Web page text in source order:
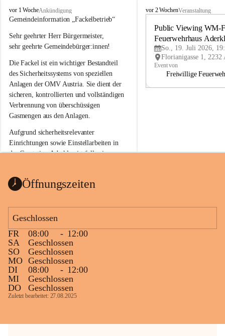
A
d
r
k
a
a
vor 1 WocheAnkündigung
Gemeindeinformation „Fackelbetrieb“
Sehr geehrter Herr Bürgermeister,
sehr geehrte Gemeindebürger:innen!
Die Fackel ist ein wichtiger Bestandteil
des Sicherheitssystems von speziellen
Anlagen der OMV Austria. Sie dient der
sicheren, kontrollierten und vollständigen
Verbrennung von überschüssigen
Gasmengen aus den Anlagen.
Aufgrund sicherheitsrelevanter
Einrichtungen sowie Einstellarbeiten in
der Gasstation Aderklaa ist fallweise
kommenden Tagen und Wochen wird
sein.
Die OMV Austria ist bemüht, für die
Bevölkerung ungewohnte, jedoch
technisch notwendige Betriebszustände so
kurz wie möglich zu halten.
Wir bitten daher die umliegende
Bevölkerung um Verständnis.
A
vor 2 WochenVeranstaltung
Public Viewing WM-
Feuerwehrhaus
So., 19. Juli 2026,
Event von
Freiwillige
Öffnungszeiten
Geschlossen
FR
08:00 - 12:00
SA
Geschlossen
SO
Geschlossen
MO Geschlossen
DI
08:00 - 12:00
MI
Geschlossen
DO
Geschlossen
Zuletzt bearbeitet: 27.08.2025